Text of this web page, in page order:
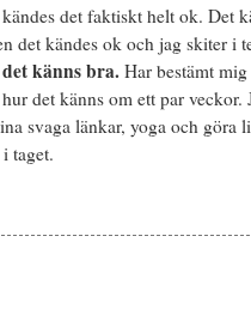
det faktiskt helt ok. Det
det kändes ok och jag skiter i
känns bra. Har bestämt
det känns om ett par veckor.
svaga länkar, yoga och göra
taget.